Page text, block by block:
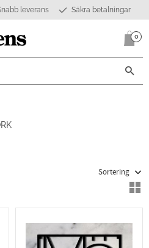
leverans Säkra betalningar
0